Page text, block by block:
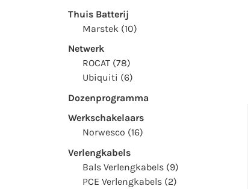
Thuis Batterij
Marstek (10)
Netwerk
ROCAT (78)
Ubiquiti (6)
Dozenprogramma
Werkschakelaars
Norwesco (16)
Verlengkabels
Bals Verlengkabels (9)
PCE Verlengkabels (2)